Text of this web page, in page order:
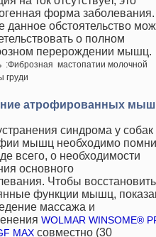
форма заболевания.
данное обстоятельство
о полном
перерождении мышц.
:Фиброзная мастопатии молочной
груди
атрофированных
синдрома у собак
мышц необходимо
всего, о необходимости
основного
Чтобы восстановить
функции мышц,
массажа и
WOLMAR WINSOME®
MAX совместно (30